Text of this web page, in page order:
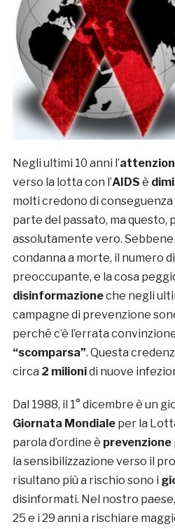
Negli ultimi 10 anni l’
verso la lotta con l’AIDS è
molti credono di
parte del passato, ma questo,
assolutamente vero. Sebbene
condanna a morte, il numero di
preoccupante, e la cosa
disinformazioneche negli
campagne di prevenzione
perché c’è l’errata
“scomparsa”. Questa
circa 2 milionidi nuove
Dal 1988, il 1° dicembre è un
Giornata Mondialeper la
parola d’ordine è prevenzione
la sensibilizzazione verso il
risultano più a rischio sono i
disinformati. Nel nostro
25 e i 29 anni a rischiare